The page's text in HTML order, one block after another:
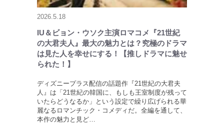
2026.5.18
IU＆ビョン・ウソク主演ロマコメ『21世紀
の大君夫人』最大の魅力とは？究極のドラマ
は見た人を幸せにする！【推しドラマに魅せ
られた！】
ディズニープラス配信の話題作『21世紀の大君夫
人』は「21世紀の韓国に、もしも王室制度が残って
いたらどうなるか」という設定で繰り広げられる華
麗なるロマンチック・コメディだ。全編を通して、
本作の魅力と見ど…